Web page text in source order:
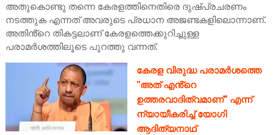
അതുകൊണ്ടു തന്നെ കേരളത്തിനെതിരെ ദുഷ്പ്രചരണം
നടത്തുക എന്നത് അവരുടെ പ്രധാന അജണ്ടകളിലൊന്നാണ്.
അതിൻ്റെ തികട്ടലാണ് കേരളത്തെക്കുറിച്ചുള്ള
പരാമര്‍ശത്തിലൂടെ പുറത്തു വന്നത്.
കേരള വിരുദ്ധ പരാമര്‍ശത്തെ
"അത് എൻ്റെ
ഉത്തരവാദിത്വമാണ്" എന്ന്
ന്യായീകരിച്ച് യോഗി
ആദിത്യനാഥ്